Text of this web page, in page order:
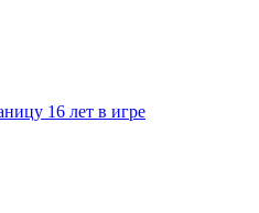
16 лет в игре